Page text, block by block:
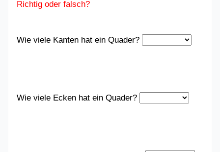
Richtig oder falsch?
Wie viele Kanten hat ein Quader?
Wie viele Ecken hat ein Quader?